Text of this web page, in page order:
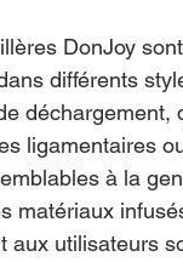
DonJoy
différents
déchargement,
ligamentaires
à la
matériaux
aux utilisateurs